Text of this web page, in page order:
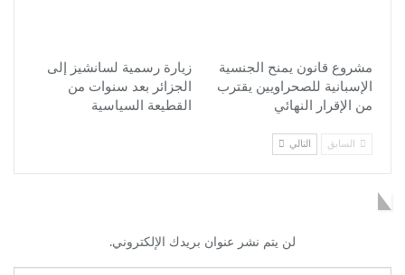
مشروع قانون يمنح الجنسية
الإسبانية للصحراويين يقترب
من الإقرار النهائي
زيارة رسمية لسانشيز إلى
الجزائر بعد سنوات من
القطيعة السياسية
السابق التالي
لن يتم نشر عنوان بريدك الإلكتروني.